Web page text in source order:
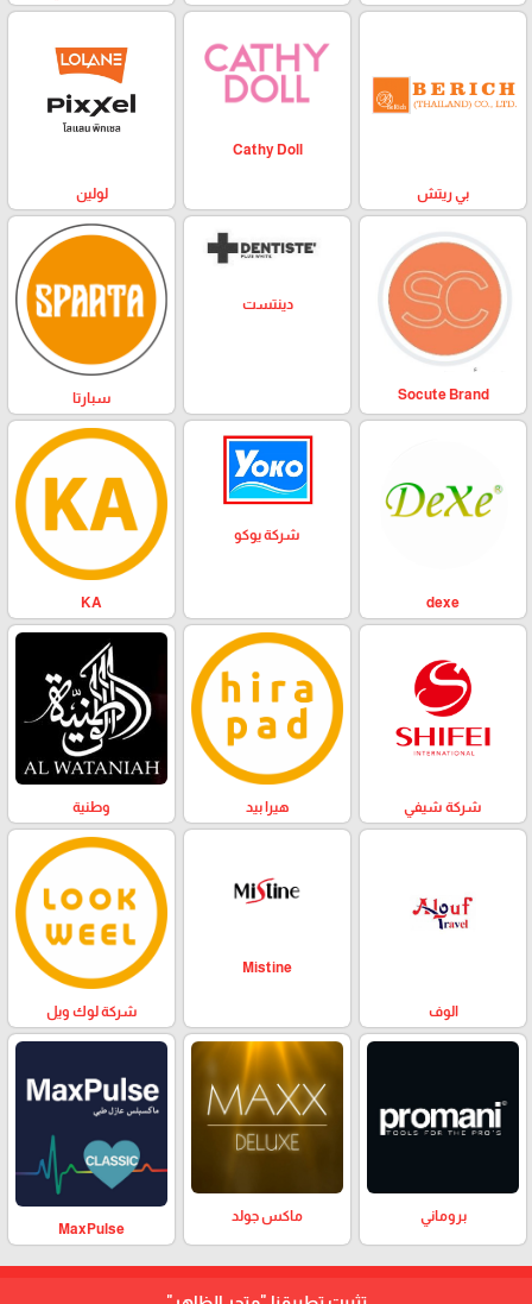
بي ريتش
Cathy Doll
لولين
Socute Brand
دينتست
سبارتا
dexe
شركة يوكو
KA
شركة شيفي هيرا بيد وطنية
الوف
Mistine
شركة لوك ويل
بروماني ماكس جولد
MaxPulse